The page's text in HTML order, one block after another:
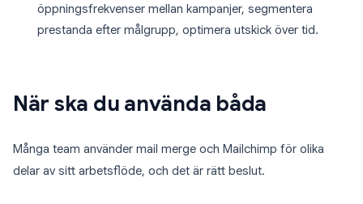
öppningsfrekvenser mellan kampanjer, segmentera
prestanda efter målgrupp, optimera utskick över tid.
När ska du använda båda
Många team använder mail merge och Mailchimp för olika
delar av sitt arbetsflöde, och det är rätt beslut.